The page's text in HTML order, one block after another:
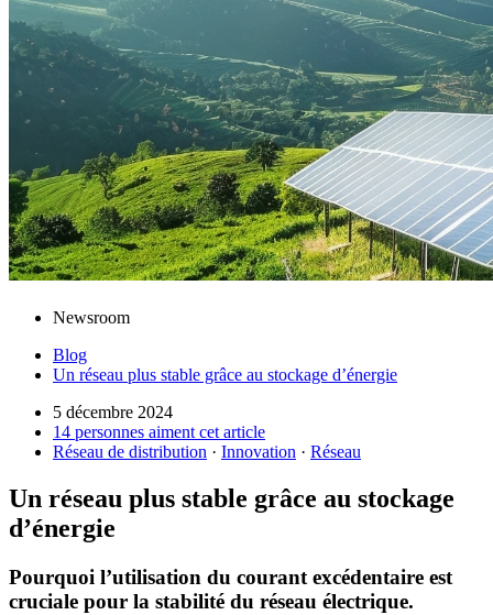
Newsroom
Blog
Un réseau plus stable grâce au stockage d’énergie
5 décembre 2024
14 personnes aiment cet article
Réseau de distribution · Innovation · Réseau
Un réseau plus stable grâce au stockage
d’énergie
Pourquoi l’utilisation du courant excédentaire est
cruciale pour la stabilité du réseau électrique.